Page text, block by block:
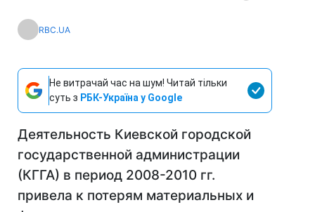
RBC.UA
Не витрачай час на шум! Читай тільки
суть з РБК-Україна у Google
Деятельность Киевской городской
государственной администрации
(КГГА) в период 2008-2010 гг.
привела к потерям материальных и